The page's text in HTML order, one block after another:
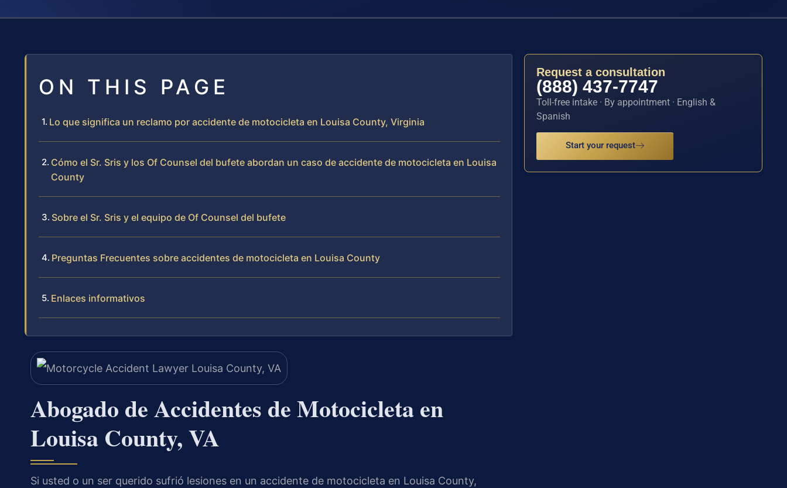
ON THIS PAGE
Lo que significa un reclamo por accidente de motocicleta en Louisa County, Virginia
Cómo el Sr. Sris y los Of Counsel del bufete abordan un caso de accidente de motocicleta en Louisa
County
Sobre el Sr. Sris y el equipo de Of Counsel del bufete
Preguntas Frecuentes sobre accidentes de motocicleta en Louisa County
Enlaces informativos
Abogado de Accidentes de Motocicleta en
Louisa County, VA
Si usted o un ser querido sufrió lesiones en un accidente de motocicleta en Louisa County,
Request a consultation
(888) 437-7747
Toll-free intake · By appointment · English &
Spanish
Start your request